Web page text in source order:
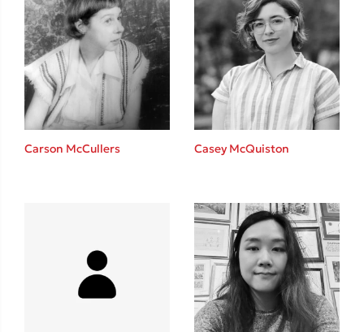
Στέφανος Ξενάκης
Το λεξικό της ζωής σου
Το λιμάνι μου είσαι εσύ
Carson McCullers Casey McQuiston